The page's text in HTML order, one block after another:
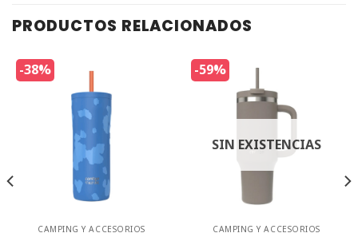
PRODUCTOS RELACIONADOS
-38%
CAMPING Y ACCESORIOS
-59%
SIN EXISTENCIAS
CAMPING Y ACCESORIOS